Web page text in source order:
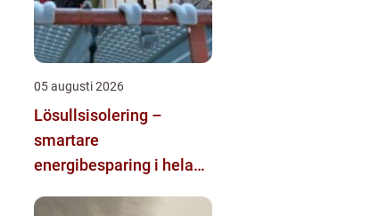
05 augusti 2026
Lösullsisolering –
smartare
energibesparing i hela